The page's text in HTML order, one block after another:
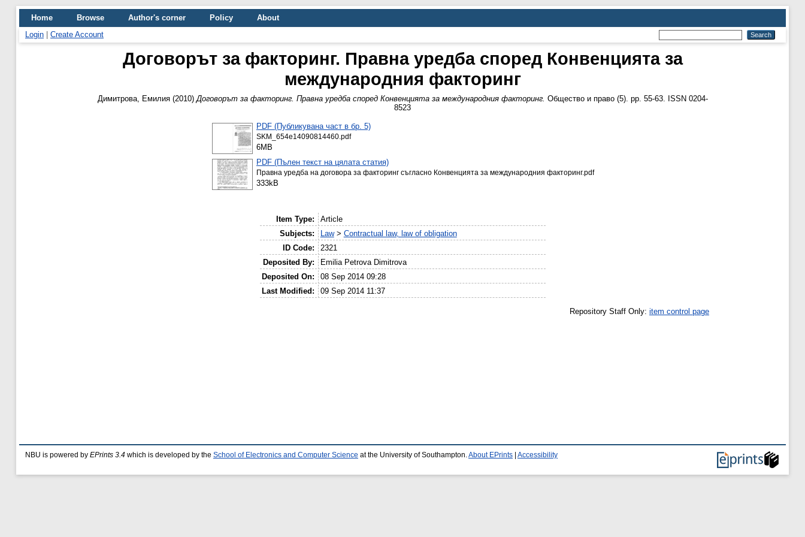
Home Browse Author's corner Policy
About
Login
Create Account
Договорът за факторинг. Правна уредба според Конвенцията за
международния факторинг
Димитрова, Емилия(2010)Договорът за факторинг. Правна уредба според Конвенцията за международния факторинг. Общество и право (5). pp. 55-63. ISSN 0204-
8523
PDF (Публикувана част в бр. 5)
SKM_654e14090814460.pdf
6MB
PDF (Пълен текст на цялата статия)
Правна уредба на договора за факторинг съгласно Конвенцията за международния факторинг.pdf
333kB
Item Type:
Article
Subjects:
Law> Contractual law, law of obligation
ID Code:
2321
Deposited By:
Emilia Petrova Dimitrova
Deposited On:
08 Sep 2014 09:28
Last Modified:
09 Sep 2014 11:37
Repository Staff Only: item control page
NBU is powered by EPrints 3.4 which is developed by the School of Electronics and Computer Science at the University of Southampton. About EPrints Accessibility